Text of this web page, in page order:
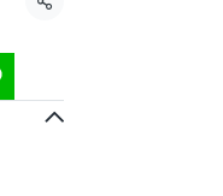
แชร์